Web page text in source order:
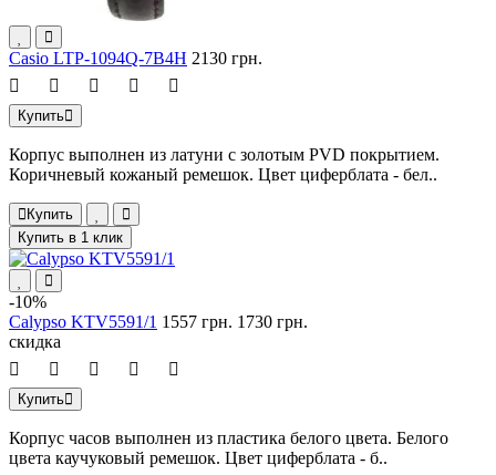
Casio LTP-1094Q-7B4H 2130 грн.
Купить
Корпус выполнен из латуни с золотым PVD покрытием.
Коричневый кожаный ремешок. Цвет циферблата - бел..
Купить
Купить в 1 клик
-10%
Calypso KTV5591/1 1557 грн. 1730 грн.
скидка
Купить
Корпус часов выполнен из пластика белого цвета. Белого
цвета каучуковый ремешок. Цвет циферблата - б..